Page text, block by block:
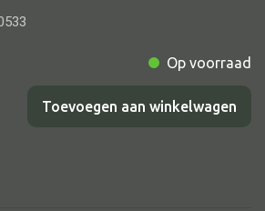
Op voorraad
Toevoegen aan winkelwagen